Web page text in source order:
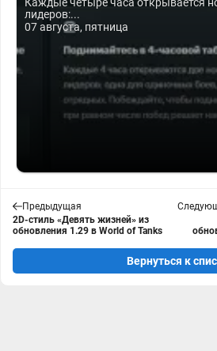
лидеров:...
07 августа, пятница
Предыдущая
2D-стиль «Девять жизней» из
обновления 1.29 в World of Tanks
Вернуться к